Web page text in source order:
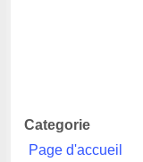
Categorie
Page d'accueil